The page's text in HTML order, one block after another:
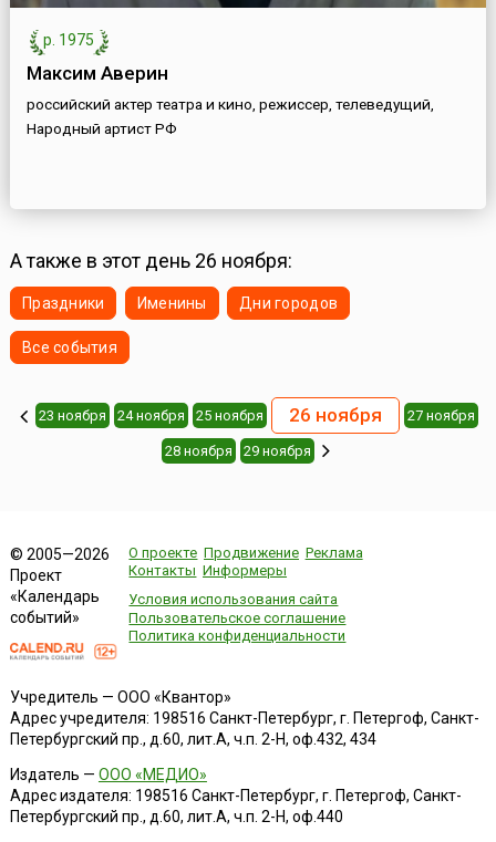
р. 1975
Максим Аверин
российский актер театра и кино, режиссер, телеведущий,
Народный артист РФ
А также в этот день 26 ноября:
Праздники Именины Дни городов
Все события
23 ноября 24 ноября 25 ноября 26 ноября 27 ноября
28 ноября 29 ноября
© 2005—2026
Проект
«Календарь
событий»
О проекте Продвижение Реклама
Контакты Информеры
Условия использования сайта
Пользовательское соглашение
Политика конфиденциальности
Учредитель — ООО «Квантор»
Адрес учредителя: 198516 Санкт-Петербург, г. Петергоф, Санкт-
Петербургский пр., д.60, лит.А, ч.п. 2-Н, оф.432, 434
Издатель — ООО «МЕДИО»
Адрес издателя: 198516 Санкт-Петербург, г. Петергоф, Санкт-
Петербургский пр., д.60, лит.А, ч.п. 2-Н, оф.440